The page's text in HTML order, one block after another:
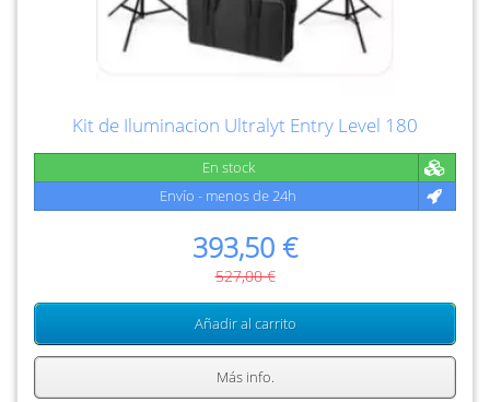
Kit de Iluminacion Ultralyt Entry Level 180
En stock
Envío - menos de 24h
393,50 €
527,00 €
Añadir al carrito
Más info.